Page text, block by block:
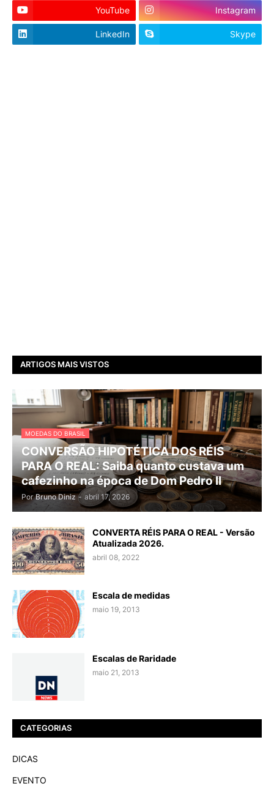
YouTube Instagram
LinkedIn Skype
ARTIGOS MAIS VISTOS
MOEDAS DO BRASIL
CONVERSÃO HIPOTÉTICA DOS RÉIS
PARA O REAL: Saiba quanto custava um
cafezinho na época de Dom Pedro II
Por Bruno Diniz - abril 17, 2026
CONVERTA RÉIS PARA O REAL - Versão
Atualizada 2026.
abril 08, 2022
Escala de medidas
maio 19, 2013
Escalas de Raridade
maio 21, 2013
CATEGORIAS
DICAS
EVENTO